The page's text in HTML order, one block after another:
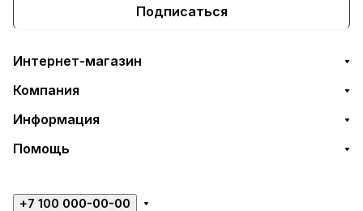
Подписаться
Интернет-магазин
Компания
Информация
Помощь
+7 100 000-00-00